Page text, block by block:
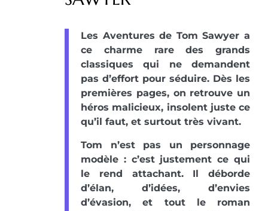
Les Aventures de Tom Sawyer a
ce charme rare des grands
classiques qui ne demandent
pas d’effort pour séduire. Dès les
premières pages, on retrouve un
héros malicieux, insolent juste ce
qu’il faut, et surtout très vivant.
Tom n’est pas un personnage
modèle : c’est justement ce qui
le rend attachant. Il déborde
d’élan, d’idées, d’envies
d’évasion, et tout le roman